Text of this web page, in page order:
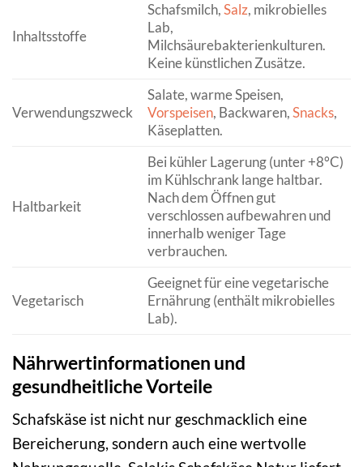
Inhaltsstoffe
Schafsmilch,Salz, mikrobielles
Lab,
Milchsäurebakterienkulturen.
Keine künstlichen Zusätze.
Verwendungszweck
Salate, warme Speisen,
Vorspeisen, Backwaren,Snacks,
Käseplatten.
Haltbarkeit
Bei kühler Lagerung (unter +8°C)
im Kühlschrank lange haltbar.
Nach dem Öffnen gut
verschlossen aufbewahren und
innerhalb weniger Tage
verbrauchen.
Vegetarisch
Geeignet für eine vegetarische
Ernährung (enthält mikrobielles
Lab).
Nährwertinformationen und
gesundheitliche Vorteile
Schafskäse ist nicht nur geschmacklich eine
Bereicherung, sondern auch eine wertvolle